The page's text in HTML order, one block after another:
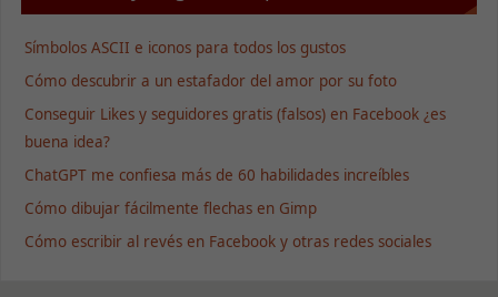
Símbolos ASCII e iconos para todos los gustos
Cómo descubrir a un estafador del amor por su foto
Conseguir Likes y seguidores gratis (falsos) en Facebook ¿es
buena idea?
ChatGPT me confiesa más de 60 habilidades increíbles
Cómo dibujar fácilmente flechas en Gimp
Cómo escribir al revés en Facebook y otras redes sociales